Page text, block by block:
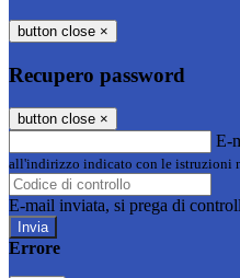
button close ×
Recupero password
button close ×
E-
all'indirizzo indicato con le istruzioni
E-mail inviata, si prega di
Errore